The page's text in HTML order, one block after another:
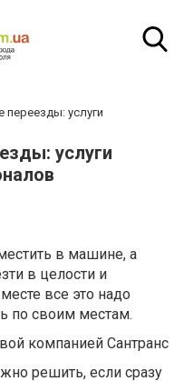
переезды: услуги
услуги
в машине, а
в целости и
все это надо
по своим местам.
решить, если сразу